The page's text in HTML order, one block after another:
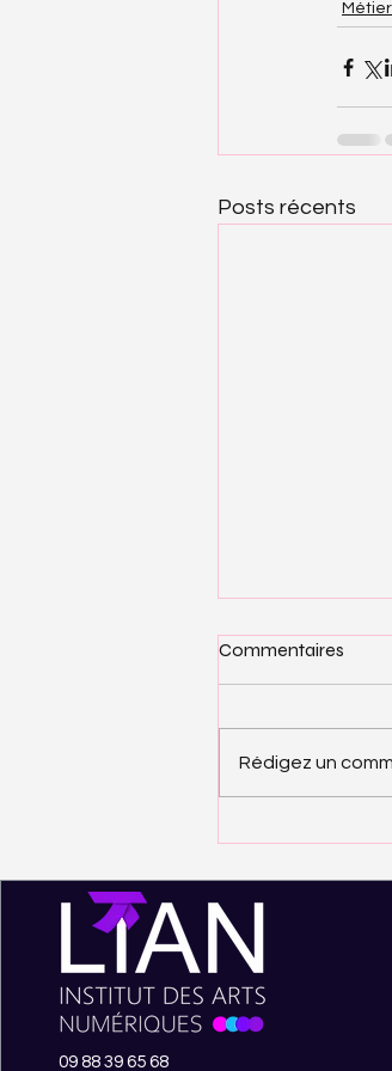
Posts récents
Métier-
Commentaires
Rédigez un
09 88 39 65 68